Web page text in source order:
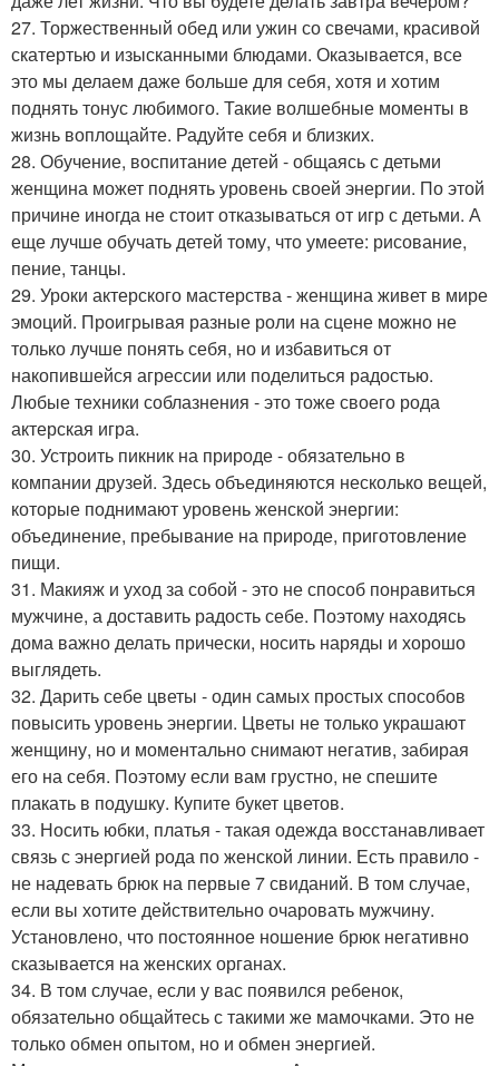
27. Торжественный обед или ужин со свечами, красивой
скатертью и изысканными блюдами. Оказывается, все
это мы делаем даже больше для себя, хотя и хотим
поднять тонус любимого. Такие волшебные моменты в
жизнь воплощайте. Радуйте себя и близких.
28. Обучение, воспитание детей - общаясь с детьми
женщина может поднять уровень своей энергии. По этой
причине иногда не стоит отказываться от игр с детьми. А
еще лучше обучать детей тому, что умеете: рисование,
пение, танцы.
29. Уроки актерского мастерства - женщина живет в мире
эмоций. Проигрывая разные роли на сцене можно не
только лучше понять себя, но и избавиться от
накопившейся агрессии или поделиться радостью.
Любые техники соблазнения - это тоже своего рода
актерская игра.
30. Устроить пикник на природе - обязательно в
компании друзей. Здесь объединяются несколько вещей,
которые поднимают уровень женской энергии:
объединение, пребывание на природе, приготовление
пищи.
31. Макияж и уход за собой - это не способ понравиться
мужчине, а доставить радость себе. Поэтому находясь
дома важно делать прически, носить наряды и хорошо
выглядеть.
32. Дарить себе цветы - один самых простых способов
повысить уровень энергии. Цветы не только украшают
женщину, но и моментально снимают негатив, забирая
его на себя. Поэтому если вам грустно, не спешите
плакать в подушку. Купите букет цветов.
33. Носить юбки, платья - такая одежда восстанавливает
связь с энергией рода по женской линии. Есть правило -
не надевать брюк на первые 7 свиданий. В том случае,
если вы хотите действительно очаровать мужчину.
Установлено, что постоянное ношение брюк негативно
сказывается на женских органах.
34. В том случае, если у вас появился ребенок,
обязательно общайтесь с такими же мамочками. Это не
только обмен опытом, но и обмен энергией.